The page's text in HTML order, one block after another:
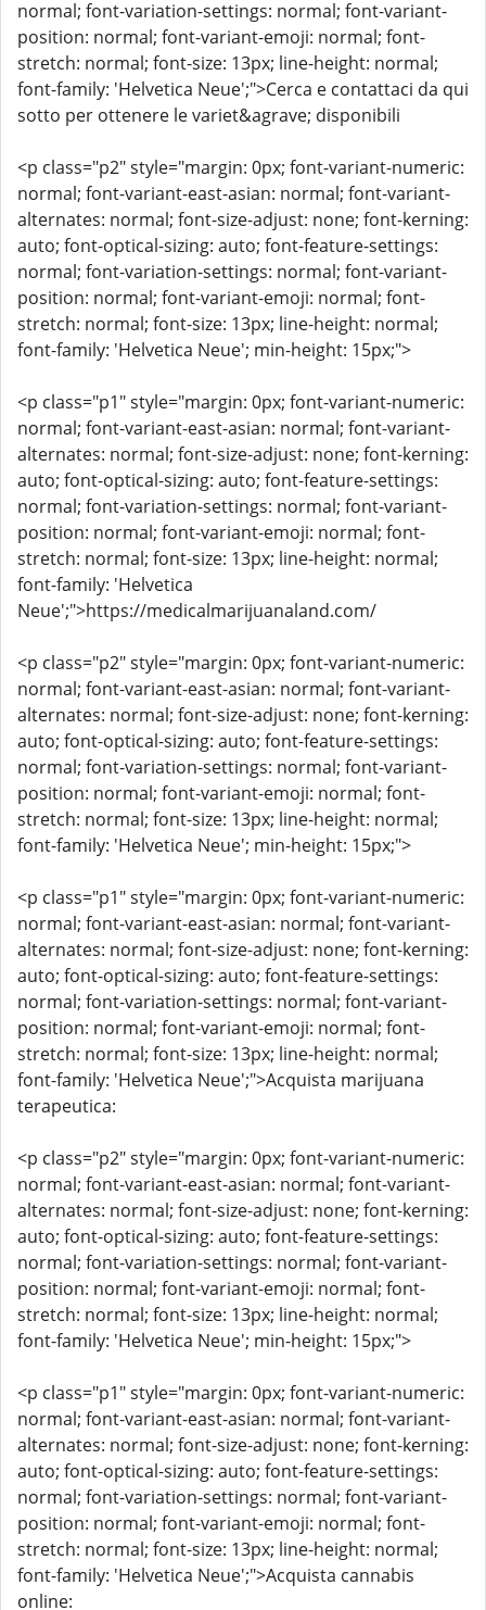
normal; font-variation-settings: normal; font-variant-
position: normal; font-variant-emoji: normal; font-
stretch: normal; font-size: 13px; line-height: normal;
font-family: 'Helvetica Neue';">Cerca e contattaci da qui
sotto per ottenere le variet&agrave; disponibili
<p class="p2" style="margin: 0px; font-variant-numeric:
normal; font-variant-east-asian: normal; font-variant-
alternates: normal; font-size-adjust: none; font-kerning:
auto; font-optical-sizing: auto; font-feature-settings:
normal; font-variation-settings: normal; font-variant-
position: normal; font-variant-emoji: normal; font-
stretch: normal; font-size: 13px; line-height: normal;
font-family: 'Helvetica Neue'; min-height: 15px;">
<p class="p1" style="margin: 0px; font-variant-numeric:
normal; font-variant-east-asian: normal; font-variant-
alternates: normal; font-size-adjust: none; font-kerning:
auto; font-optical-sizing: auto; font-feature-settings:
normal; font-variation-settings: normal; font-variant-
position: normal; font-variant-emoji: normal; font-
stretch: normal; font-size: 13px; line-height: normal;
font-family: 'Helvetica
Neue';">https://medicalmarijuanaland.com/
<p class="p2" style="margin: 0px; font-variant-numeric:
normal; font-variant-east-asian: normal; font-variant-
alternates: normal; font-size-adjust: none; font-kerning:
auto; font-optical-sizing: auto; font-feature-settings:
normal; font-variation-settings: normal; font-variant-
position: normal; font-variant-emoji: normal; font-
stretch: normal; font-size: 13px; line-height: normal;
font-family: 'Helvetica Neue'; min-height: 15px;">
<p class="p1" style="margin: 0px; font-variant-numeric:
normal; font-variant-east-asian: normal; font-variant-
alternates: normal; font-size-adjust: none; font-kerning:
auto; font-optical-sizing: auto; font-feature-settings:
normal; font-variation-settings: normal; font-variant-
position: normal; font-variant-emoji: normal; font-
stretch: normal; font-size: 13px; line-height: normal;
font-family: 'Helvetica Neue';">Acquista marijuana
terapeutica:
<p class="p2" style="margin: 0px; font-variant-numeric:
normal; font-variant-east-asian: normal; font-variant-
alternates: normal; font-size-adjust: none; font-kerning:
auto; font-optical-sizing: auto; font-feature-settings:
normal; font-variation-settings: normal; font-variant-
position: normal; font-variant-emoji: normal; font-
stretch: normal; font-size: 13px; line-height: normal;
font-family: 'Helvetica Neue'; min-height: 15px;">
<p class="p1" style="margin: 0px; font-variant-numeric:
normal; font-variant-east-asian: normal; font-variant-
alternates: normal; font-size-adjust: none; font-kerning:
auto; font-optical-sizing: auto; font-feature-settings:
normal; font-variation-settings: normal; font-variant-
position: normal; font-variant-emoji: normal; font-
stretch: normal; font-size: 13px; line-height: normal;
font-family: 'Helvetica Neue';">Acquista cannabis
online: